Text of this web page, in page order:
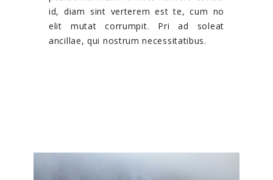
id, diam sint verterem est te, cum no
elit mutat corrumpit. Pri ad soleat
ancillae, qui nostrum necessitatibus.